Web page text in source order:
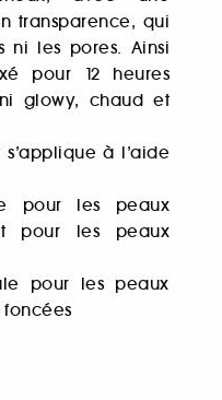
transparence, qui
ni les pores. Ainsi
pour 12 heures
glowy, chaud et
à l’aide
pour les peaux
pour les peaux
pour les peaux